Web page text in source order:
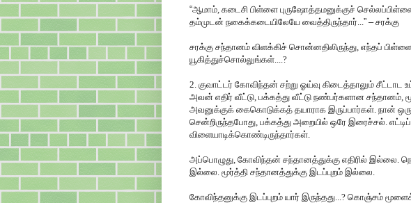
“ஆமாம், கடைசி பிள்ளை புருஷோத்தமனுக்குச்
தம்முடன் நகைக்கடையிலேயே வைத்திருந்தார்... ” –சரக்கு
சரக்கு சந்தானம் விளக்கிச் சொன்னதிலிருந்து, எந்தப்
யூகித்துச்சொல்லுங்கள்....?
2. குவாட்டர் கோவிந்தன் சற்று ஓய்வு கிடைத்தாலும் சீட்டாட
அவன் எதிர் வீட்டு, பக்கத்து வீட்டு நண்பர்களான சந்தானம்,
அவனுக்குக் கைகொடுக்கத் தயாராக இருப்பார்கள். நான்
சென்றிருந்தபோது, பக்கத்து அறையில் ஒரே இரைச்சல்.
விளையாடிக்கொண்டிருந்தார்கள்.
அப்பொழுது, கோவிந்தன் சந்தானத்துக்கு எதிரில் இல்லை.
இல்லை. மூர்த்தி சந்தானத்துக்கு இடப்புறம் இல்லை.
கோவிந்தனுக்கு இடப்புறம் யார் இருந்தது...? கொஞ்சம்